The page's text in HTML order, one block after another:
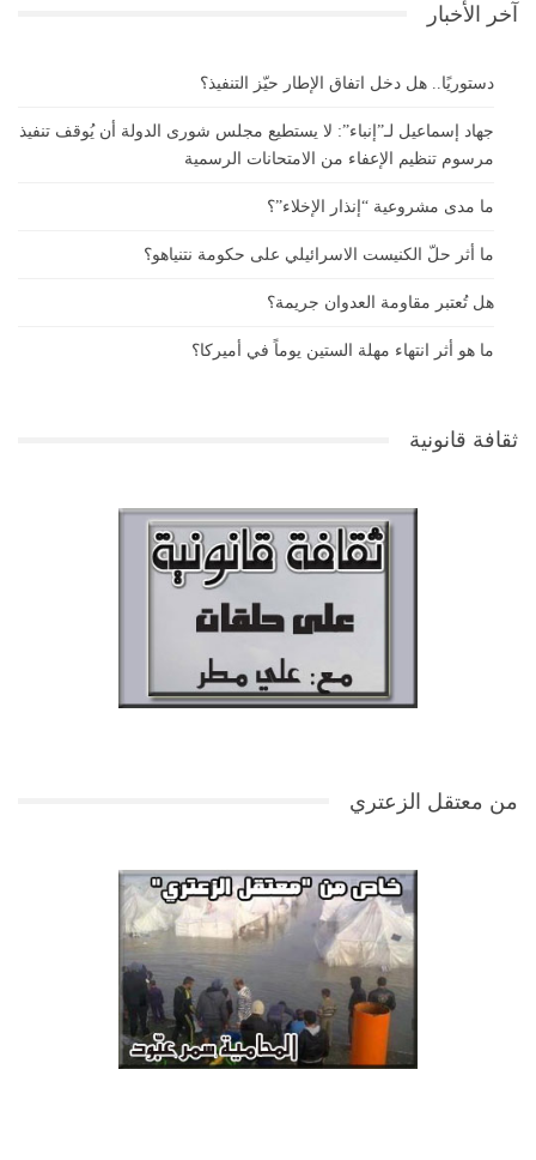
آخر الأخبار
دستوريًا.. هل دخل اتفاق الإطار حيّز التنفيذ؟
جهاد إسماعيل لـ”إنباء”: لا يستطيع مجلس شورى الدولة أن يُوقف تنفيذ
مرسوم تنظيم الإعفاء من الامتحانات الرسمية
ما مدى مشروعية “إنذار الإخلاء”؟
ما أثر حلّ الكنيست الاسرائيلي على حكومة نتنياهو؟
هل تُعتبر مقاومة العدوان جريمة؟
ما هو أثر انتهاء مهلة الستين يوماً في أميركا؟
ثقافة قانونية
من معتقل الزعتري